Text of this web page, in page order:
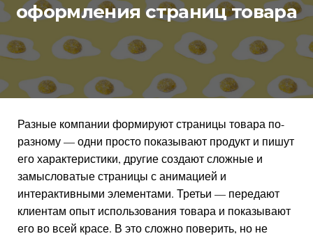
оформления страниц товара
Разные компании формируют страницы товара по-
разному — одни просто показывают продукт и пишут
его характеристики, другие создают сложные и
замысловатые страницы с анимацией и
интерактивными элементами. Третьи — передают
клиентам опыт использования товара и показывают
его во всей красе. В это сложно поверить, но не